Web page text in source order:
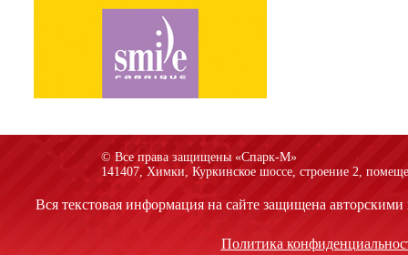
© Все права защищены «Спарк-M»
141407, Химки, Куркинское шоссе, строение 2,
Вся текстовая информация на сайте защищена
Политика